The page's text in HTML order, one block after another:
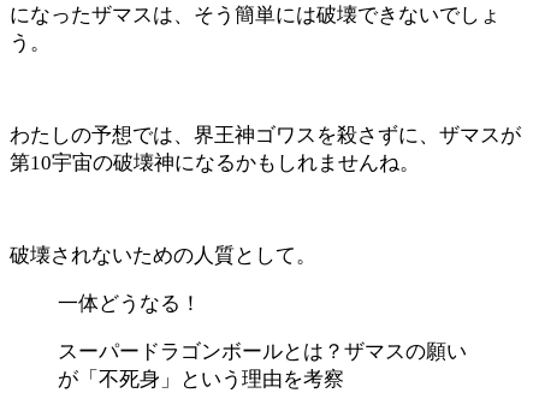
になったザマスは、そう簡単には破壊できないでしょ
う。
わたしの予想では、界王神ゴワスを殺さずに、ザマスが
第10宇宙の破壊神になるかもしれませんね。
破壊されないための人質として。
一体どうなる！
スーパードラゴンボールとは？ザマスの願い
が「不死身」という理由を考察